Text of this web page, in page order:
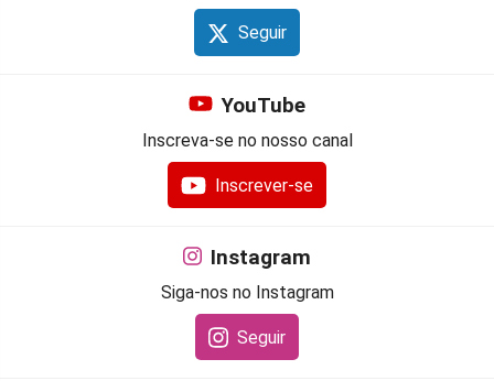
Seguir
YouTube
Inscreva-se no nosso canal
Inscrever-se
Instagram
Siga-nos no Instagram
Seguir